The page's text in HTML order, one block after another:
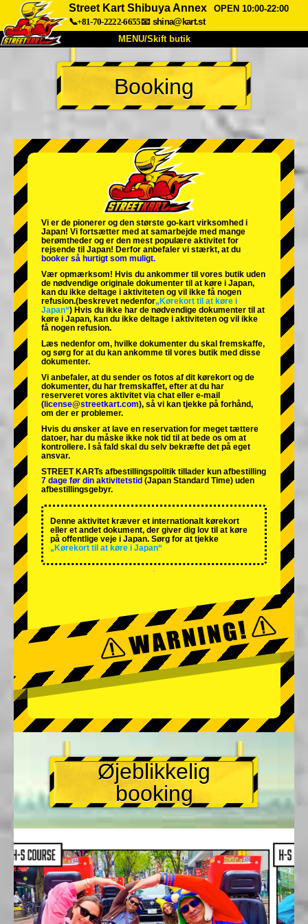
Street Kart Shibuya Annex
OPEN 10:00-22:00
📞+81-70-2222-6655📧 shina@kart.st
MENU/Skift butik
TOP
Om Specifikationer Pris
Virksomhed Booking
Skift butik
Tokyo Shinagawa Tokyo Akihabara#1
Tokyo Akihabara#2
Tokyo Shibuya Annex Tokyo Bay
Tokyo Asakusa Osaka
Okinawa
Booking
Vi er de pionerer og den største go-kart virksomhed i
Japan! Vi fortsætter med at samarbejde med mange
berømtheder og er den mest populære aktivitet for
rejsende til Japan! Derfor anbefaler vi stærkt, at du
booker så hurtigt som muligt.
Vær opmærksom! Hvis du ankommer til vores butik uden
de nødvendige originale dokumenter til at køre i Japan,
kan du ikke deltage i aktiviteten og vil ikke få nogen
refusion.(beskrevet nedenfor„Kørekort til at køre i
Japan“) Hvis du ikke har de nødvendige dokumenter til at
køre i Japan, kan du ikke deltage i aktiviteten og vil ikke
få nogen refusion.
Læs nedenfor om, hvilke dokumenter du skal fremskaffe,
og sørg for at du kan ankomme til vores butik med disse
dokumenter.
Vi anbefaler, at du sender os fotos af dit kørekort og de
dokumenter, du har fremskaffet, efter at du har
reserveret vores aktivitet via chat eller e-mail
( license@streetkart.com), så vi kan tjekke på forhånd,
om der er problemer.
Hvis du ønsker at lave en reservation for meget tættere
datoer, har du måske ikke nok tid til at bede os om at
kontrollere. I så fald skal du selv bekræfte det på eget
ansvar.
STREET KARTs afbestillingspolitik tillader kun afbestilling
7 dage før din aktivitetstid (Japan Standard Time) uden
afbestillingsgebyr.
Denne aktivitet kræver et internationalt kørekort
eller et andet dokument, der giver dig lov til at køre
på offentlige veje i Japan. Sørg for at tjekke
„Kørekort til at køre i Japan“
Øjeblikkelig
booking